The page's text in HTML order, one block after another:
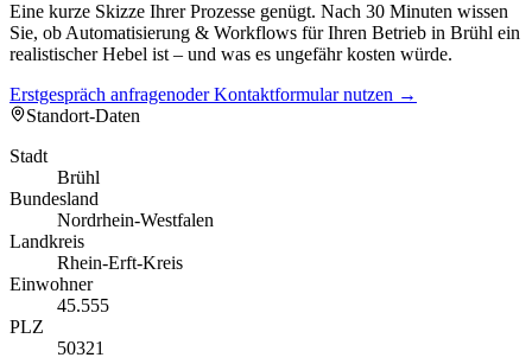
Eine kurze Skizze Ihrer Prozesse genügt. Nach 30 Minuten wissen
Sie, ob Automatisierung & Workflows für Ihren Betrieb in Brühl ein
realistischer Hebel ist – und was es ungefähr kosten würde.
Erstgespräch anfragenoder Kontaktformular nutzen →
Standort-Daten
Stadt
Brühl
Bundesland
Nordrhein-Westfalen
Landkreis
Rhein-Erft-Kreis
Einwohner
45.555
PLZ
50321